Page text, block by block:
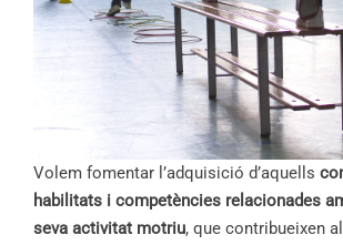
Volem fomentar l’adquisició d’aquells
habilitats i competències relacionades
seva activitat motriu, que contribueixen al